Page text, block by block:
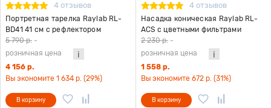
4 отзывов
Портретная тарелка Raylab RL-
BD41 41 см с рефлектором
5 790 р. -
розничная цена
4 156 р.
Вы экономите 1 634 р. (29%)
В корзину
4 отзывов
Насадка коническая Raylab RL-
ACS с цветными фильтрами
2 230 р. -
розничная цена
1 558 р.
Вы экономите 672 р. (31%)
В корзину